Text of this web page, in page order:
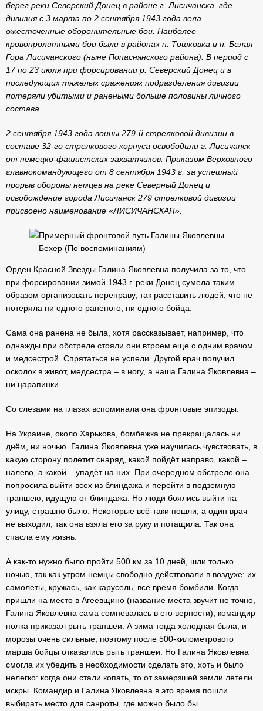
берег реки Северский Донец в районе г. Лисичанска, где
дивизия с 3 марта по 2 сентября 1943 года вела
ожесточенные оборонительные бои. Наиболее
кровопролитными бои были в районах п. Тошковка и п. Белая
Гора Лисичанского (ныне Попаснянского района). В период с
17 по 23 июля при форсировании р. Северский Донец и в
последующих тяжелых сражениях подразделения дивизии
потеряли убитыми и ранеными больше половины личного
состава.
2 сентября 1943 года воины 279-й стрелковой дивизии в
составе 32-го стрелкового корпуса освободили г. Лисичанск
от немецко-фашистских захватчиков. Приказом Верховного
главнокомандующего от 8 сентября 1943 г. за успешный
прорыв обороны немцев на реке Северный Донец и
освобождение города Лисичанск 279 стрелковой дивизии
присвоено наименование «ЛИСИЧАНСКАЯ».
Примерный фронтовой путь Галины Яковлевны
Бехер (По воспоминаниям)
Орден Красной Звезды Галина Яковлевна получила за то, что
при форсировании зимой 1943 г. реки Донец сумела таким
образом организовать переправу, так расставить людей, что не
потеряла ни одного раненого, ни одного бойца.
Сама она ранена не была, хотя рассказывает, например, что
однажды при обстреле стояли они втроем еще с одним врачом
и медсестрой. Спрятаться не успели. Другой врач получил
осколок в живот, медсестра – в ногу, а наша Галина Яковлевна –
ни царапинки.
Со слезами на глазах вспоминала она фронтовые эпизоды.
На Украине, около Харькова, бомбежка не прекращалась ни
днём, ни ночью. Галина Яковлевна уже научилась чувствовать, в
какую сторону полетит снаряд, какой пойдёт направо, какой –
налево, а какой – упадёт на них. При очередном обстреле она
попросила выйти всех из блиндажа и перейти в подземную
траншею, идущую от блиндажа. Но люди боялись выйти на
улицу, страшно было. Некоторые всё-таки пошли, а один врач
не выходил, так она взяла его за руку и потащила. Так она
спасла ему жизнь.
А как-то нужно было пройти 500 км за 10 дней, шли только
ночью, так как утром немцы свободно действовали в воздухе: их
самолеты, кружась, как карусель, всё время бомбили. Когда
пришли на место в Агеевщино (название места звучит не точно,
Галина Яковлевна сама сомневалась в его верности), командир
полка приказал рыть траншеи. А зима тогда холодная была, и
морозы очень сильные, поэтому после 500-километрового
марша бойцы отказались рыть траншеи. Но Галина Яковлевна
смогла их убедить в необходимости сделать это, хоть и было
нелегко: когда они стали копать, то от замерзшей земли летели
искры. Командир и Галина Яковлевна в это время пошли
выбирать место для санроты, где можно было бы